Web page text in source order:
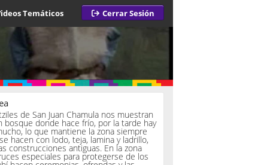
Temáticos Cerrar Sesión
de San Juan Chamula nos muestran
bosque donde hace frío, por la tarde hay
lo que mantiene la zona siempre
hacen con lodo, teja, lamina y ladrillo,
construcciones antiguas. En la zona
especiales para protegerse de los